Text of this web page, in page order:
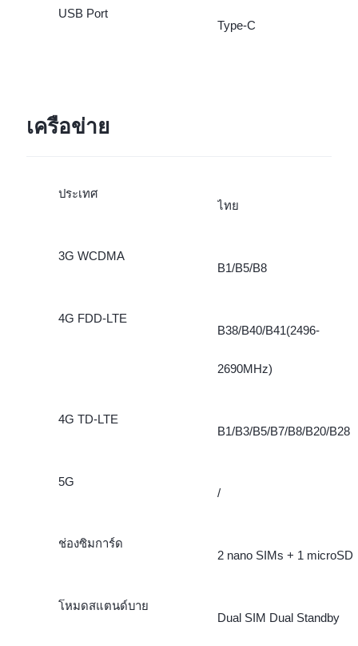
USB Port
Type-C
เครือข่าย
ประเทศ
ไทย
3G WCDMA
B1/B5/B8
4G FDD-LTE
B38/B40/B41(2496-
2690MHz)
4G TD-LTE
B1/B3/B5/B7/B8/B20/B28
5G
/
ช่องซิมการ์ด
2 nano SIMs + 1 microSD
โหมดสแตนด์บาย
Dual SIM Dual Standby